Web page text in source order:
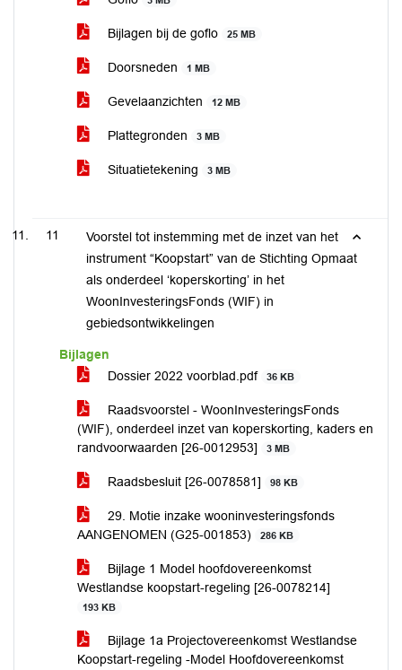
Bijlagen bij de goflo 25 MB
Doorsneden 1 MB
Gevelaanzichten 12 MB
Plattegronden 3 MB
Situatietekening 3 MB
11
Voorstel tot instemming met de inzet van het
instrument “Koopstart” van de Stichting Opmaat
als onderdeel ‘koperskorting’ in het
WoonInvesteringsFonds (WIF) in
gebiedsontwikkelingen
Bijlagen
Dossier 2022 voorblad.pdf
36 KB
Raadsvoorstel - WoonInvesteringsFonds
(WIF), onderdeel inzet van koperskorting, kaders en
randvoorwaarden [26-0012953]
3 MB
Raadsbesluit [26-0078581] 98 KB
29. Motie inzake wooninvesteringsfonds
AANGENOMEN (G25-001853)
286 KB
Bijlage 1 Model hoofdovereenkomst
Westlandse koopstart-regeling [26-0078214]
193 KB
Bijlage 1a Projectovereenkomst Westlandse
Koopstart-regeling -Model Hoofdovereenkomst